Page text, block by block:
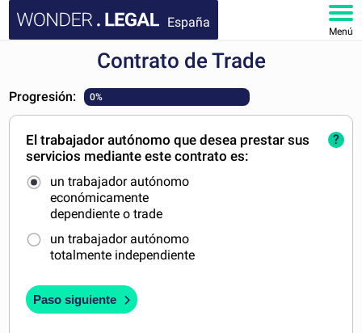
España
Menú
DOCUMENTOS
FAQ
MI CUENTA
Contrato de Trade
Progresión: 0%
El trabajador autónomo que desea prestar sus
servicios mediante este contrato es:
un trabajador autónomo
económicamente
dependiente o trade
un trabajador autónomo
totalmente independiente
?
Paso siguiente